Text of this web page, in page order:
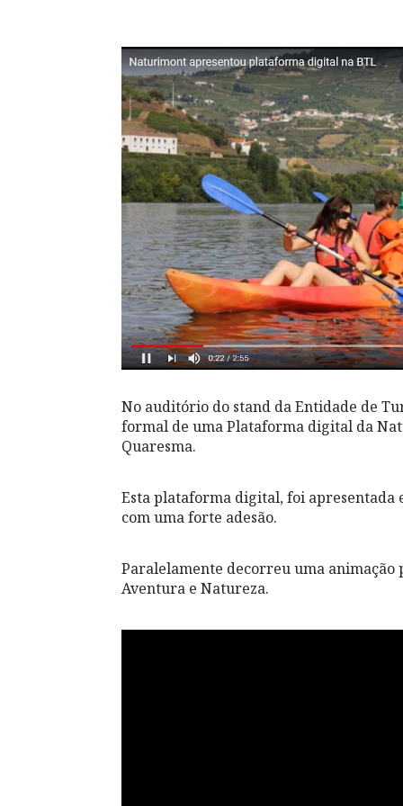
No auditório do stand da Entidade de
formal de uma Plataforma digital da
Quaresma.
Esta plataforma digital, foi apresentada
com uma forte adesão.
Paralelamente decorreu uma
Aventura e Natureza.